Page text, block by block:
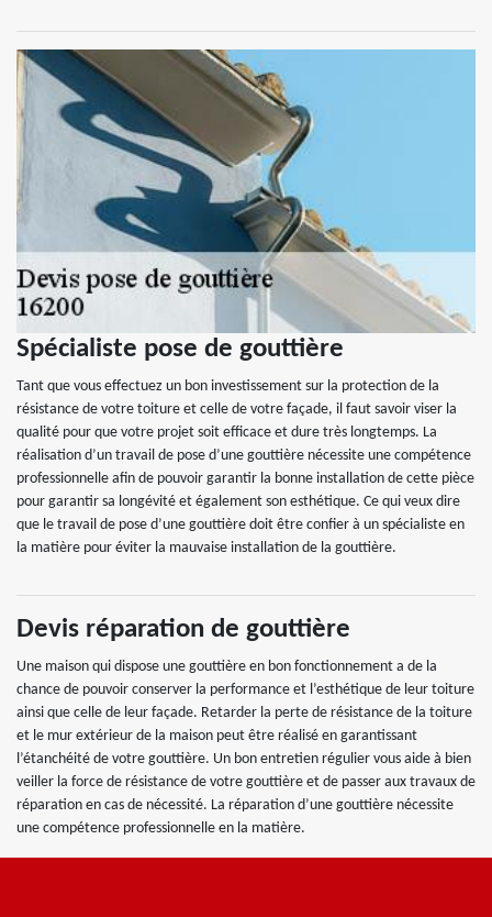
Spécialiste pose de gouttière
Tant que vous effectuez un bon investissement sur la protection de la
résistance de votre toiture et celle de votre façade, il faut savoir viser la
qualité pour que votre projet soit efficace et dure très longtemps. La
réalisation d’un travail de pose d’une gouttière nécessite une compétence
professionnelle afin de pouvoir garantir la bonne installation de cette pièce
pour garantir sa longévité et également son esthétique. Ce qui veux dire
que le travail de pose d’une gouttière doit être confier à un spécialiste en
la matière pour éviter la mauvaise installation de la gouttière.
Devis réparation de gouttière
Une maison qui dispose une gouttière en bon fonctionnement a de la
chance de pouvoir conserver la performance et l’esthétique de leur toiture
ainsi que celle de leur façade. Retarder la perte de résistance de la toiture
et le mur extérieur de la maison peut être réalisé en garantissant
l’étanchéité de votre gouttière. Un bon entretien régulier vous aide à bien
veiller la force de résistance de votre gouttière et de passer aux travaux de
réparation en cas de nécessité. La réparation d’une gouttière nécessite
une compétence professionnelle en la matière.